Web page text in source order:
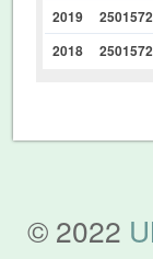
2019
2501572
2018
2501572
© 2022